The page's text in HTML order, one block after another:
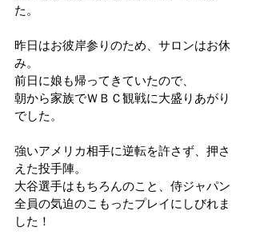
た。
昨日はお彼岸参りのため、サロンはお休
み。
前日に娘も帰ってきていたので、
朝から家族でＷＢＣ観戦に大盛りあがり
でした。
強いアメリカ相手に逆転を許さず、押さ
えた投手陣。
大谷選手はもちろんのこと、侍ジャパン
全員の気迫のこもったプレイにしびれま
した！